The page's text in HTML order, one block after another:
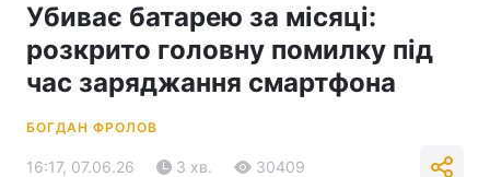
Убиває батарею за місяці:
розкрито головну помилку під
час заряджання смартфона
БОГДАН ФРОЛОВ
16:17, 07.06.26 3 хв. 30409